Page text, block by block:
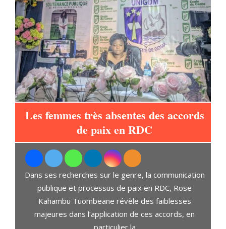
Les femmes très absentes des accords
de paix en RDC
Dans ses recherches sur le genre, la communication
publique et processus de paix en RDC, Rose
Kahambu Tuombeane révèle des faiblesses
majeures dans l’application de ces accords, en
particulier la